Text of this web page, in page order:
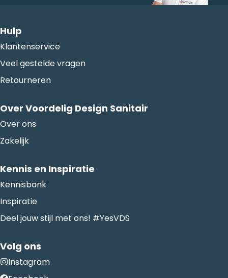
Hulp
Klantenservice
Veel gestelde vragen
Retourneren
Over Voordelig Design Sanitair
Over ons
Zakelijk
Kennis en Inspiratie
Kennisbank
Inspiratie
Deel jouw stijl met ons! #YesVDS
Volg ons
Instagram